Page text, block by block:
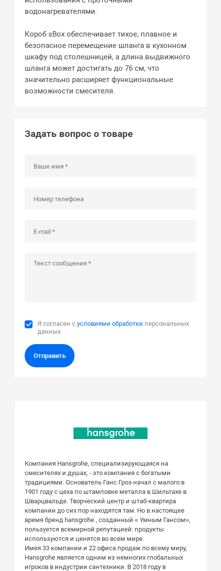
водонагревателями.
Короб sBox обеспечивает тихое, плавное и
безопасное перемещение шланга в кухонном
шкафу под столешницей, а длина выдвижного
шланга может достигать до 76 см, что
значительно расширяет функциональные
возможности смесителя.
Задать вопрос о товаре
Я согласен сусловиями обработки персональных
данных
Отправить
Компания Hansgrohe, специализирующаяся на
смесителях и душах, - это компания с богатыми
традициями. Основатель Ганс Гроэ начал с малого в
1901 году с цеха по штамповке металла в Шильтахе в
Шварцвальде. Творческий центр и штаб-квартира
компании до сих пор находятся там. Но в настоящее
время бренд hansgrohe , созданный « Умным Гансом»,
пользуется всемирной репутацией: продукты
используются и ценятся во всем мире.
Имея 33 компании и 22 офиса продаж по всему миру,
Hansgrohe является одним из немногих глобальных
игроков в индустрии сантехники. В 2018 году в